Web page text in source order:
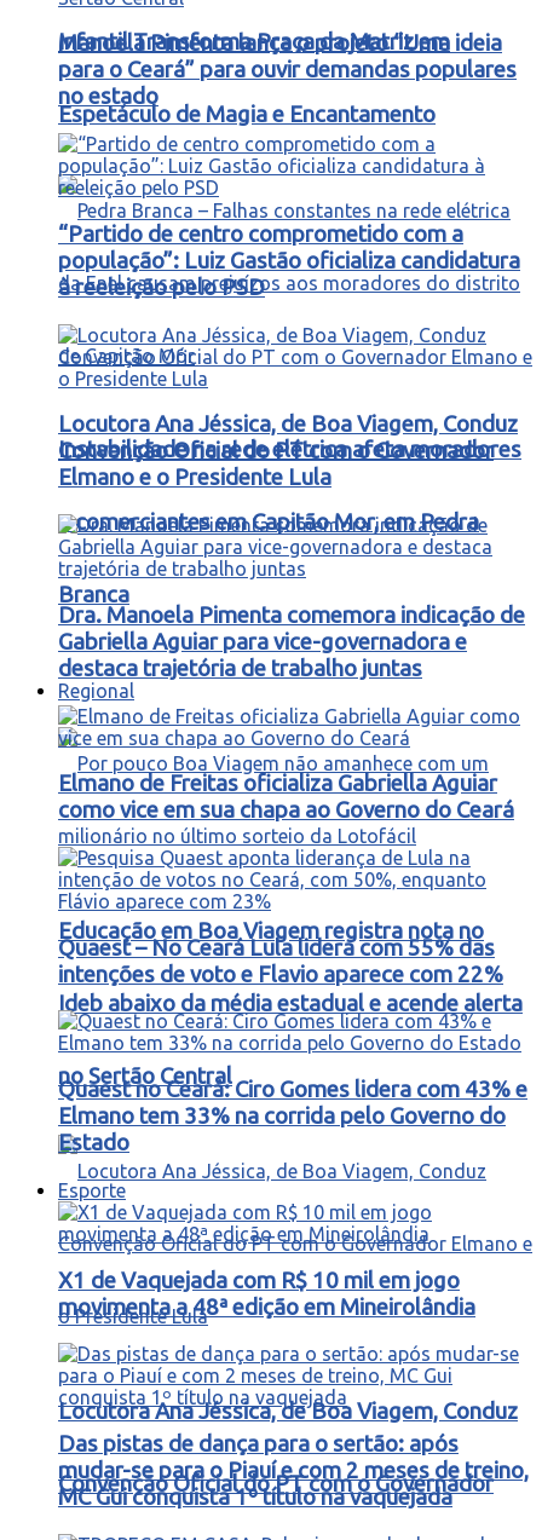
Infantil Transforma Praça da Matriz em
Espetáculo de Magia e Encantamento
Instabilidade na rede elétrica afeta moradores
e comerciantes em Capitão Mor, em Pedra
Branca
Regional
Educação em Boa Viagem registra nota no
Ideb abaixo da média estadual e acende alerta
no Sertão Central
Locutora Ana Jéssica, de Boa Viagem, Conduz
Convenção Oficial do PT com o Governador
Manoela Pimenta lança o projeto “Uma ideia
para o Ceará” para ouvir demandas populares
no estado
“Partido de centro comprometido com a
população”: Luiz Gastão oficializa candidatura
à reeleição pelo PSD
Locutora Ana Jéssica, de Boa Viagem, Conduz
Convenção Oficial do PT com o Governador
Elmano e o Presidente Lula
Dra. Manoela Pimenta comemora indicação de
Gabriella Aguiar para vice-governadora e
destaca trajetória de trabalho juntas
Elmano de Freitas oficializa Gabriella Aguiar
como vice em sua chapa ao Governo do Ceará
Quaest – No Ceará Lula lidera com 55% das
intenções de voto e Flavio aparece com 22%
Quaest no Ceará: Ciro Gomes lidera com 43% e
Elmano tem 33% na corrida pelo Governo do
Estado
Esporte
X1 de Vaquejada com R$ 10 mil em jogo
movimenta a 48ª edição em Mineirolândia
Das pistas de dança para o sertão: após
mudar-se para o Piauí e com 2 meses de treino,
MC Gui conquista 1º título na vaquejada